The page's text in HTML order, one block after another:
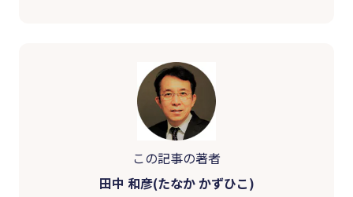
この記事の著者
田中 和彦(たなか かずひこ)